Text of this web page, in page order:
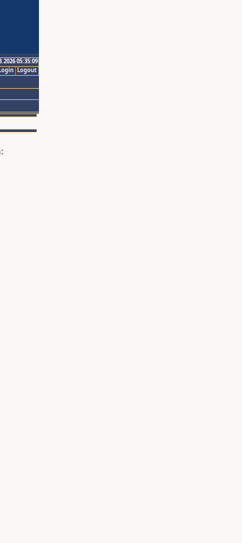
05:35:09
Logout